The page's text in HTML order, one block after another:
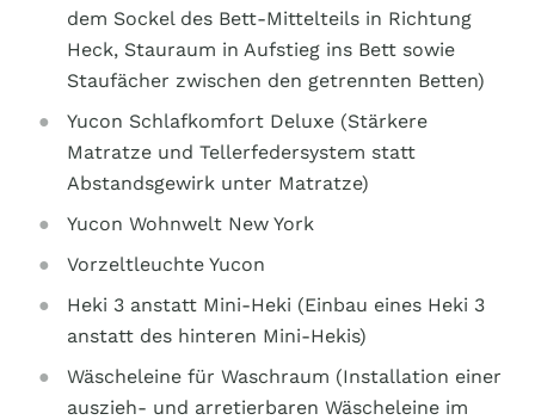
dem Sockel des Bett-Mittelteils in Richtung
Heck, Stauraum in Aufstieg ins Bett sowie
Staufächer zwischen den getrennten Betten)
Yucon Schlafkomfort Deluxe (Stärkere
Matratze und Tellerfedersystem statt
Abstandsgewirk unter Matratze)
Yucon Wohnwelt New York
Vorzeltleuchte Yucon
Heki 3 anstatt Mini-Heki (Einbau eines Heki 3
anstatt des hinteren Mini-Hekis)
Wäscheleine für Waschraum (Installation einer
auszieh- und arretierbaren Wäscheleine im